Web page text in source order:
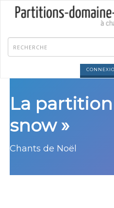
La partition
snow »
Chants de Noël